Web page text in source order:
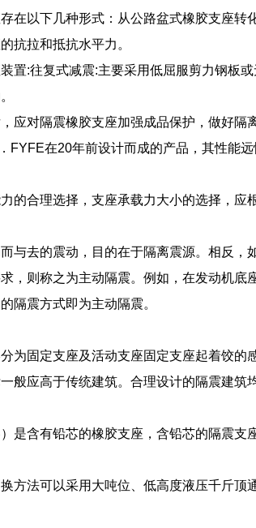
在以下几种形式：从公路盆式橡胶支座
抗拉和抵抗水平力。
置:往复式减震:主要采用低屈服剪力钢板
应对隔震橡胶支座加强成品保护，做好隔
FYFE在20年前设计而成的产品，其性能
的合理选择，支座承载力大小的选择，
与去的震动，目的在于隔离震源。相反
，则称之为主动隔震。例如，在发动机
隔震方式即为主动隔震。
为固定支座及活动支座固定支座起着饺的
般应高于传统建筑。合理设计的隔震建筑
是含有铅芯的橡胶支座，含铅芯的隔震
方法可以采用大吨位、低高度液压千斤